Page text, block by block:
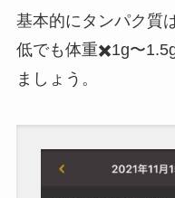
基本的にタンパク質
低でも体重✖️1g〜
ましょう。